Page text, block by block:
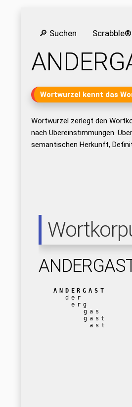
🔎 Suchen Scrabble®
Wortwurzel kennt das
Wortwurzel zerlegt den
nach Übereinstimmungen.
semantischen Herkunft,
ANDERGAST
der
erg
gas
gast
ast